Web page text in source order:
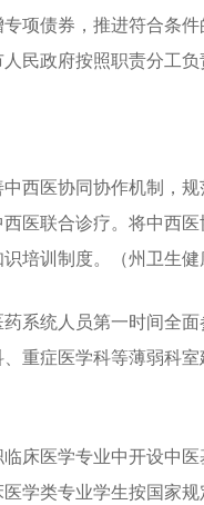
项债券，推进符合条
民政府按照职责分工负
中西医协同协作机制，
医联合诊疗。将中西
培训制度。（州卫生健
药系统人员第一时间全
重症医学科等薄弱科
临床医学专业中开设中
学类专业学生按国家